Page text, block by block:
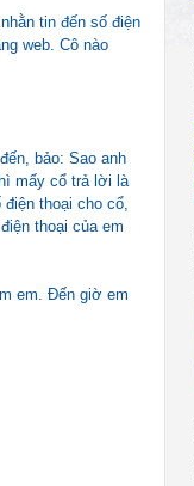
tin đến số điện
web. Cô nào
bảo: Sao anh
mấy cổ trả lời là
thoại cho cổ,
thoại của em
em. Đến giờ em